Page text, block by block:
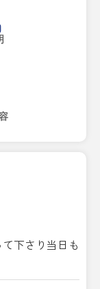
下さり当日も